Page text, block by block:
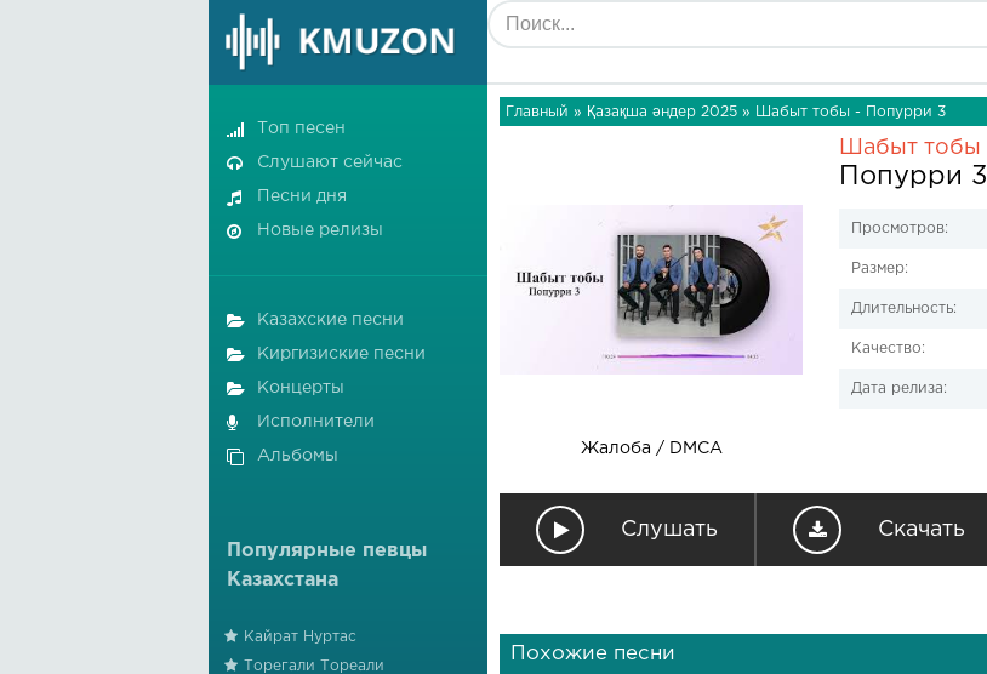
Главный » Қазақша әндер 2025 » Шабыт тобы - Попурри 3
Жалоба / DMCA
Шабыт тобы
Попурри 3
Просмотров:
Размер:
Длительность:
Качество:
Дата релиза:
Слушать Скачать
Похожие песни
Топ песен
Слушают сейчас
Песни дня
Новые релизы
Казахские песни
Киргизиские песни
Концерты
Исполнители
Альбомы
Популярные певцы
Казахстана
Кайрат Нуртас
Торегали Тореали